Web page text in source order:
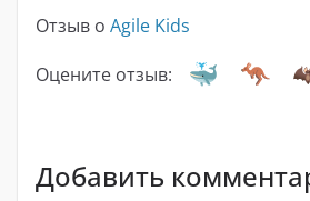
Отзыв о Agile Kids
Оцените отзыв:
Добавить